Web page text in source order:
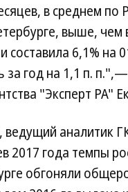
в среднем
выше, чем
составила 6,1% на
год на 1,1 п.
"Эксперт РА"
аналитик
2017 года темпы
обгоняли